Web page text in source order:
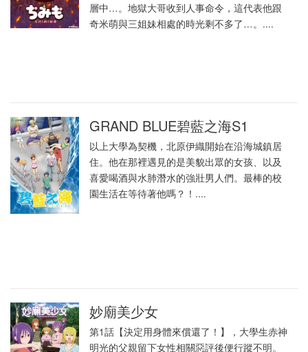
層中…。地獄大哥收到人事命令，這代表他跟
奇米萌與三姐妹相處的時光剩不多了…。....
GRAND BLUE碧藍之海S1
以上大學為契機，北原伊織開始在沿海城鎮居
住。他在那裡遇見的是美貌出眾的女孩、以及
喜愛喝酒與水肺潛水的強壯男人們。最棒的校
園生活在等待著他嗎？！....
妙廟美少女
第1話【決定用身體來償還了！】，大學生赤神
明光的父親留下女性相關惡評後便行蹤不明。